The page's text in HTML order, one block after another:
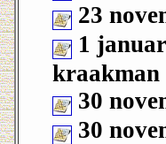
23
1
kraakman
30
30